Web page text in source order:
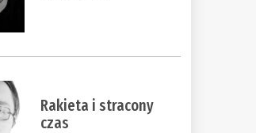
Rakieta i stracony
czas